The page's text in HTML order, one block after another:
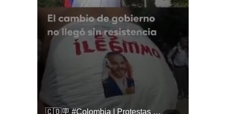
🇨🇴🪧 #Colombia | Protestas En Contra De La Toma De Posesión De Abelardo Son Lideradas Por Iván Cepeda